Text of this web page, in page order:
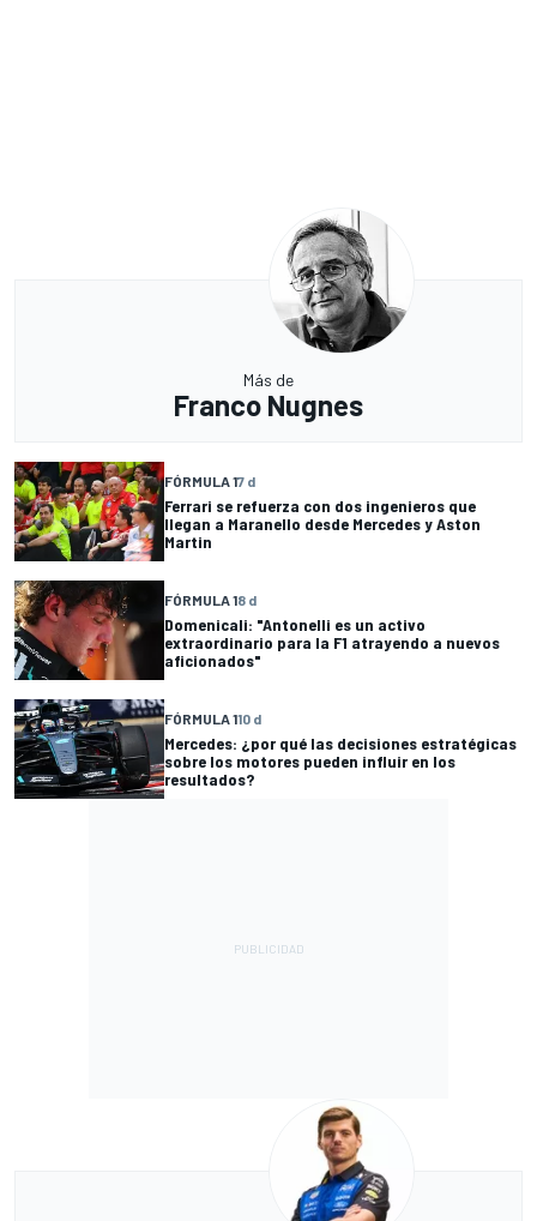
Más de
Franco Nugnes
FÓRMULA 17 d
Ferrari se refuerza con dos ingenieros que
llegan a Maranello desde Mercedes y Aston
Martin
FÓRMULA 18 d
Domenicali: "Antonelli es un activo
extraordinario para la F1 atrayendo a nuevos
aficionados"
FÓRMULA 110 d
Mercedes: ¿por qué las decisiones estratégicas
sobre los motores pueden influir en los
resultados?